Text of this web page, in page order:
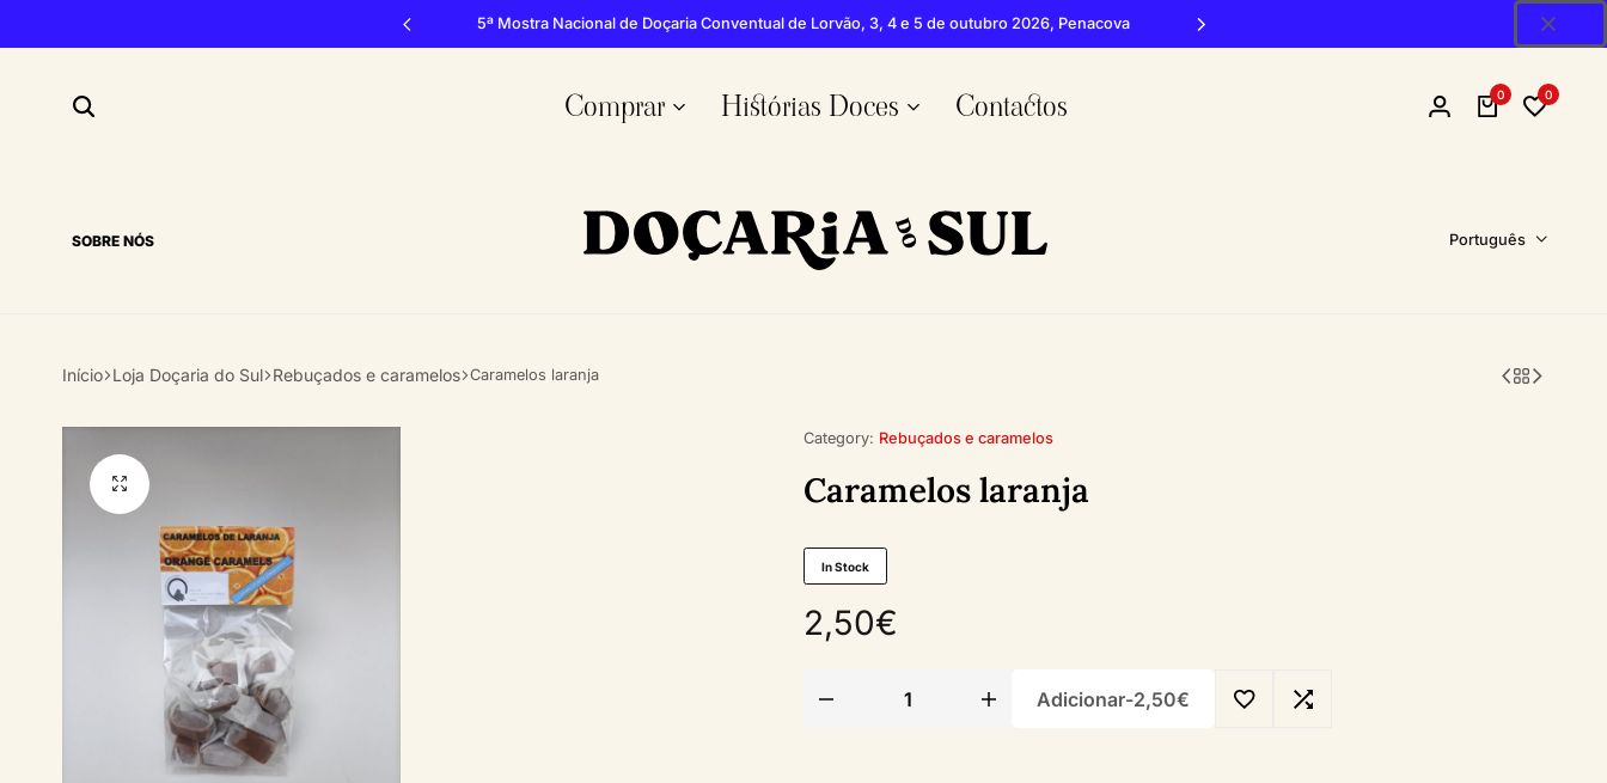
5ª Mostra Nacional de Doçaria Conventual de Lorvão, 3, 4 e 5 de outubro 2026, Penacova
Comprar Histórias Doces Contactos 0 0
SOBRE NÓS
do
Português
Início Loja Doçaria do Sul Rebuçados e caramelos Caramelos laranja
Category: Rebuçados e caramelos
Caramelos laranja
In Stock
2,50€
Adicionar-2,50€